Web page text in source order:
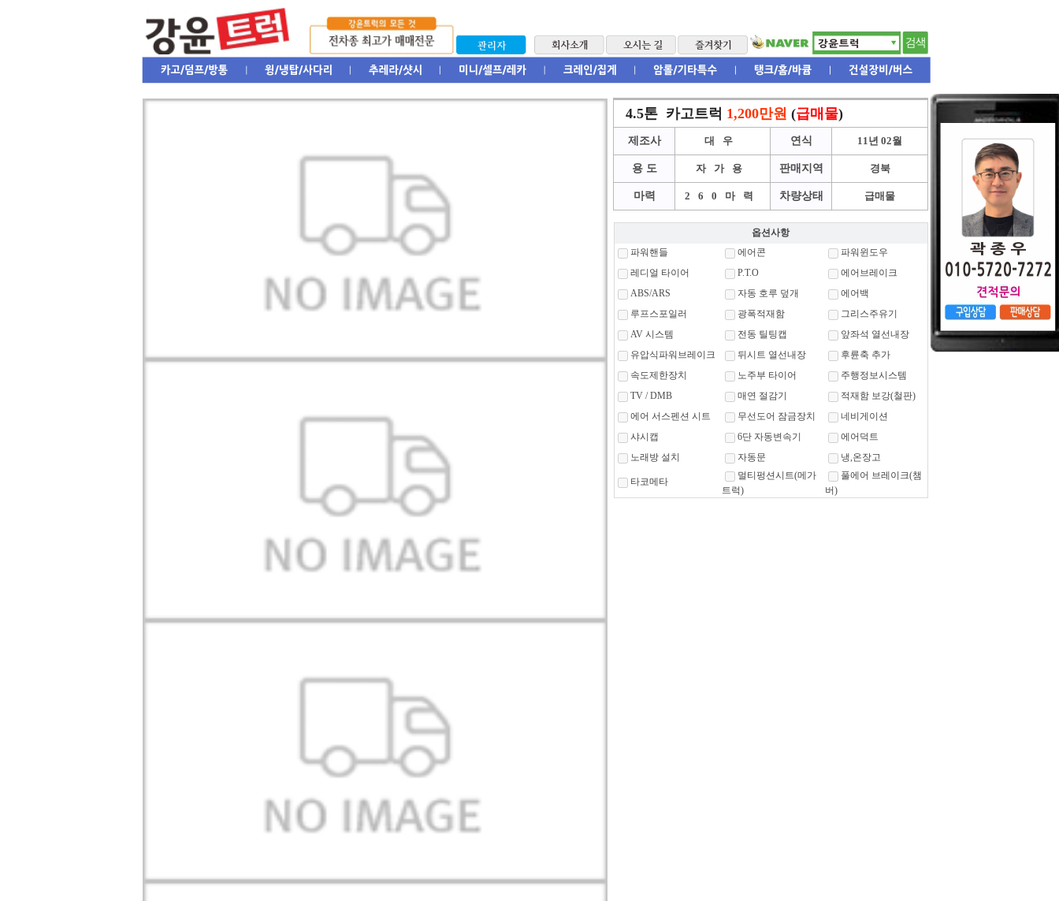
4.5톤 카고트럭 1,200만원 (급매물)
제조사 대우 연식 11년 02월
용 도 자가용 판매지역 경북
마력 260마력 차량상태 급매물
옵션사항
파워핸들
에어콘
파워윈도우
레디얼 타이어
P.T.O
에어브레이크
ABS/ARS
자동 호루 덮개
에어백
루프스포일러
광폭적재함
그리스주유기
AV 시스템
전동 틸팅캡
앞좌석 열선내장
유압식파워브레이크
뒤시트 열선내장
후륜축 추가
속도제한장치
노주부 타이어
주행정보시스템
TV / DMB
매연 절감기
적재함 보강(철판)
에어 서스펜션 시트
무선도어 잠금장치
네비게이션
샤시캡
6단 자동변속기
에어덕트
노래방 설치
자동문 냉,온장고
타코메타
멀티펑션시트(메가
트럭)
풀에어 브레이크(챔
버)